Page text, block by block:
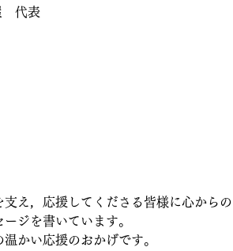
代表
え，応援してくださる皆様に心からの
ジを書いています。
かい応援のおかげです。